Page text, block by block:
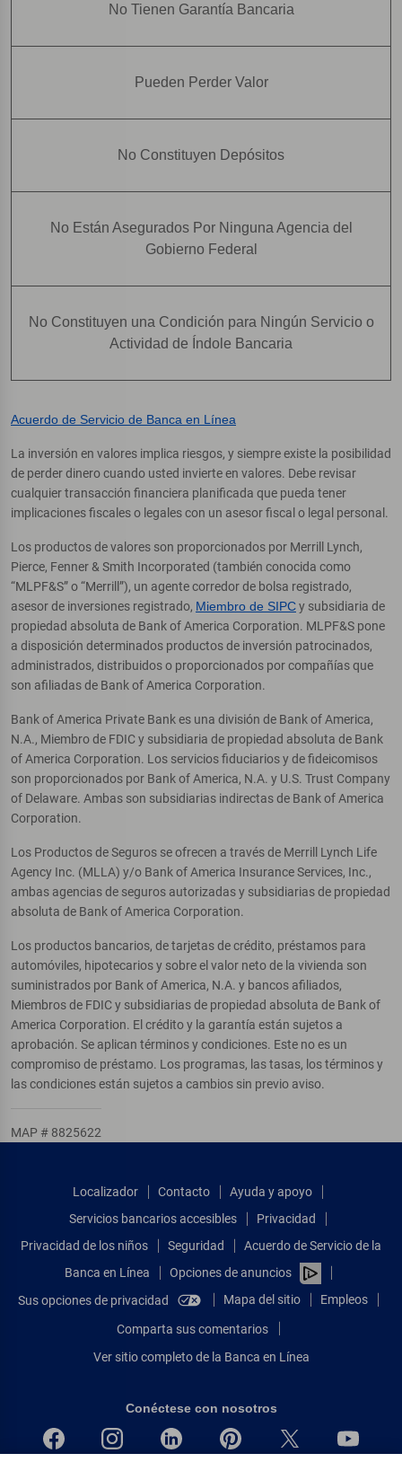
No Tienen Garantía Bancaria
Pueden Perder Valor
No Constituyen Depósitos
No Están Asegurados Por Ninguna Agencia del
Gobierno Federal
No Constituyen una Condición para Ningún Servicio o
Actividad de Índole Bancaria
Acuerdo de Servicio de Banca en Línea
La inversión en valores implica riesgos, y siempre existe la posibilidad
de perder dinero cuando usted invierte en valores. Debe revisar
cualquier transacción financiera planificada que pueda tener
implicaciones fiscales o legales con un asesor fiscal o legal personal.
Los productos de valores son proporcionados por Merrill Lynch,
Pierce, Fenner & Smith Incorporated (también conocida como
“MLPF&S” o “Merrill”), un agente corredor de bolsa registrado,
asesor de inversiones registrado, Miembro de SIPCy subsidiaria de
propiedad absoluta de Bank of America Corporation. MLPF&S pone
a disposición determinados productos de inversión patrocinados,
administrados, distribuidos o proporcionados por compañías que
son afiliadas de Bank of America Corporation.
Bank of America Private Bank es una división de Bank of America,
N.A., Miembro de FDIC y subsidiaria de propiedad absoluta de Bank
of America Corporation. Los servicios fiduciarios y de fideicomisos
son proporcionados por Bank of America, N.A. y U.S. Trust Company
of Delaware. Ambas son subsidiarias indirectas de Bank of America
Corporation.
Los Productos de Seguros se ofrecen a través de Merrill Lynch Life
Agency Inc. (MLLA) y/o Bank of America Insurance Services, Inc.,
ambas agencias de seguros autorizadas y subsidiarias de propiedad
absoluta de Bank of America Corporation.
Los productos bancarios, de tarjetas de crédito, préstamos para
automóviles, hipotecarios y sobre el valor neto de la vivienda son
suministrados por Bank of America, N.A. y bancos afiliados,
Miembros de FDIC y subsidiarias de propiedad absoluta de Bank of
America Corporation. El crédito y la garantía están sujetos a
aprobación. Se aplican términos y condiciones. Este no es un
compromiso de préstamo. Los programas, las tasas, los términos y
las condiciones están sujetos a cambios sin previo aviso.
MAP # 8825622
Localizador Contacto
Ayuda y apoyo
Servicios bancarios accesibles
Privacidad
Privacidad de los niños
Seguridad
Acuerdo de Servicio de la
Banca en Línea
Opciones de anuncios
Sus opciones de privacidad
Mapa del sitio Empleos
Comparta sus comentarios
Ver sitio completo de la Banca en Línea
Conéctese con nosotros